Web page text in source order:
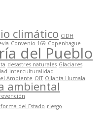
climático CIDH
Convenio 169 Copenhague
del Pueblo
desastres naturales Glaciares
interculturalidad
Ambiente OIT Ollanta Humala
ambiental
del Estado riesgo